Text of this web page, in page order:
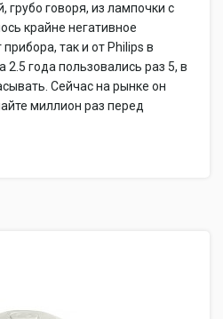
грубо говоря, из лампочки с
крайне негативное
так и от Philips в
года пользовались раз 5, в
Сейчас на рынке он
миллион раз перед